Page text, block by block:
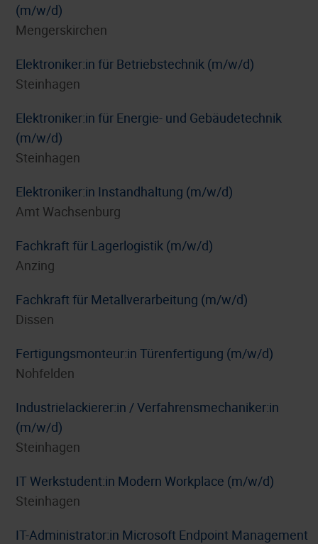
(m/w/d)
Mengerskirchen
Elektroniker:in für Betriebstechnik (m/w/d)
Steinhagen
Elektroniker:in für Energie- und Gebäudetechnik
(m/w/d)
Steinhagen
Elektroniker:in Instandhaltung (m/w/d)
Amt Wachsenburg
Fachkraft für Lagerlogistik (m/w/d)
Anzing
Fachkraft für Metallverarbeitung (m/w/d)
Dissen
Fertigungsmonteur:in Türenfertigung (m/w/d)
Nohfelden
Industrielackierer:in / Verfahrensmechaniker:in
(m/w/d)
Steinhagen
IT Werkstudent:in Modern Workplace (m/w/d)
Steinhagen
IT-Administrator:in Microsoft Endpoint Management